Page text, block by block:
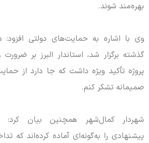
بهره‌مند شوند.
وی با اشاره به حمایت‌های دولتی
گذشته برگزار شد، استاندار البرز بر
پروژه تأکید ویژه‌ داشت که جا دارد از
صمیمانه تشکر کنم.
شهردار کمال‌شهر همچنین بیان کرد:
پیشنهادی را به‌گونه‌ای آماده کرده‌اند که